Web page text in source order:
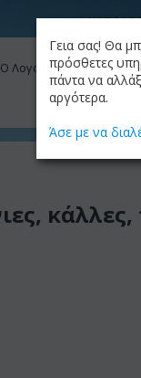
Ο Λογαριασμός μου
Γεια σας! Θα
πρόσθετες
πάντα να
αργότερα.
Άσε με να